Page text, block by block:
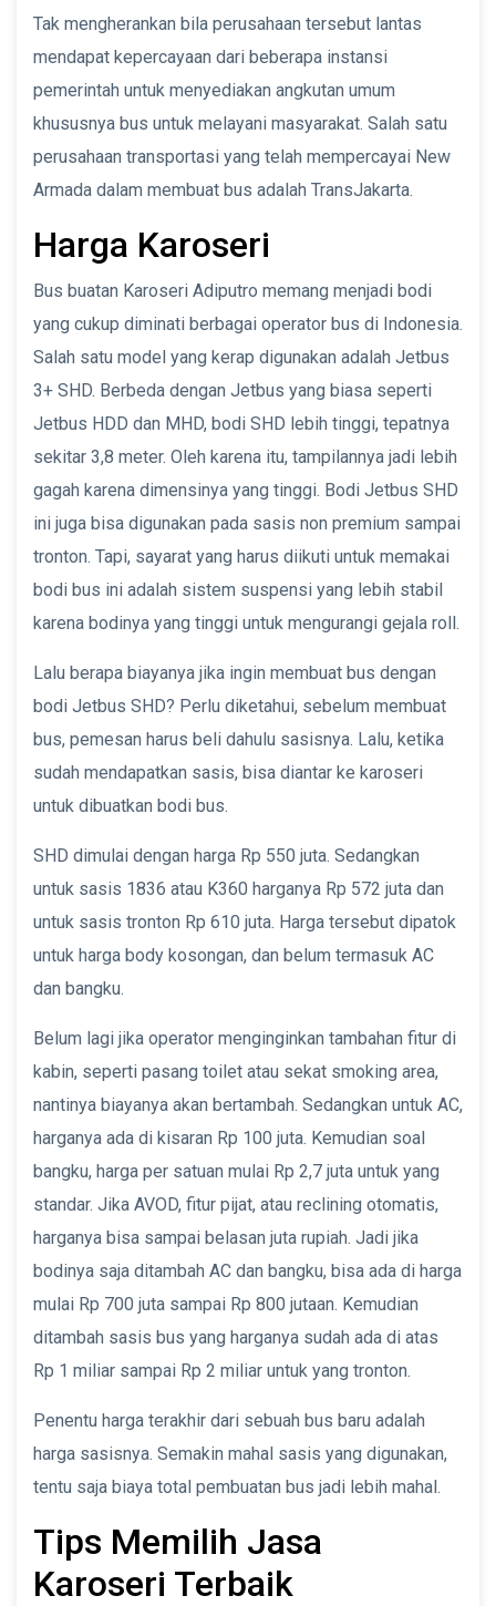
Tak mengherankan bila perusahaan tersebut lantas
mendapat kepercayaan dari beberapa instansi
pemerintah untuk menyediakan angkutan umum
khususnya bus untuk melayani masyarakat. Salah satu
perusahaan transportasi yang telah mempercayai New
Armada dalam membuat bus adalah TransJakarta.
Harga Karoseri
Bus buatan Karoseri Adiputro memang menjadi bodi
yang cukup diminati berbagai operator bus di Indonesia.
Salah satu model yang kerap digunakan adalah Jetbus
3+ SHD. Berbeda dengan Jetbus yang biasa seperti
Jetbus HDD dan MHD, bodi SHD lebih tinggi, tepatnya
sekitar 3,8 meter. Oleh karena itu, tampilannya jadi lebih
gagah karena dimensinya yang tinggi. Bodi Jetbus SHD
ini juga bisa digunakan pada sasis non premium sampai
tronton. Tapi, sayarat yang harus diikuti untuk memakai
bodi bus ini adalah sistem suspensi yang lebih stabil
karena bodinya yang tinggi untuk mengurangi gejala roll.
Lalu berapa biayanya jika ingin membuat bus dengan
bodi Jetbus SHD? Perlu diketahui, sebelum membuat
bus, pemesan harus beli dahulu sasisnya. Lalu, ketika
sudah mendapatkan sasis, bisa diantar ke karoseri
untuk dibuatkan bodi bus.
SHD dimulai dengan harga Rp 550 juta. Sedangkan
untuk sasis 1836 atau K360 harganya Rp 572 juta dan
untuk sasis tronton Rp 610 juta. Harga tersebut dipatok
untuk harga body kosongan, dan belum termasuk AC
dan bangku.
Belum lagi jika operator menginginkan tambahan fitur di
kabin, seperti pasang toilet atau sekat smoking area,
nantinya biayanya akan bertambah. Sedangkan untuk AC,
harganya ada di kisaran Rp 100 juta. Kemudian soal
bangku, harga per satuan mulai Rp 2,7 juta untuk yang
standar. Jika AVOD, fitur pijat, atau reclining otomatis,
harganya bisa sampai belasan juta rupiah. Jadi jika
bodinya saja ditambah AC dan bangku, bisa ada di harga
mulai Rp 700 juta sampai Rp 800 jutaan. Kemudian
ditambah sasis bus yang harganya sudah ada di atas
Rp 1 miliar sampai Rp 2 miliar untuk yang tronton.
Penentu harga terakhir dari sebuah bus baru adalah
harga sasisnya. Semakin mahal sasis yang digunakan,
tentu saja biaya total pembuatan bus jadi lebih mahal.
Tips Memilih Jasa
Karoseri Terbaik